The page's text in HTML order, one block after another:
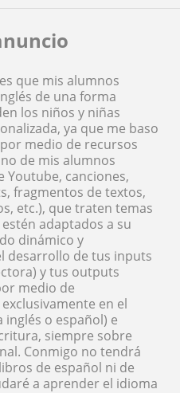
que mis alumnos
de una forma
los niños y niñas
ya que me baso
medio de recursos
de mis alumnos
Youtube, canciones,
fragmentos de textos,
etc.), que traten temas
adaptados a su
dinámico y
desarrollo de tus inputs
y tus outputs
medio de
en el
inglés o español) e
siempre sobre
Conmigo no tendrá
de español ni de
a aprender el idioma